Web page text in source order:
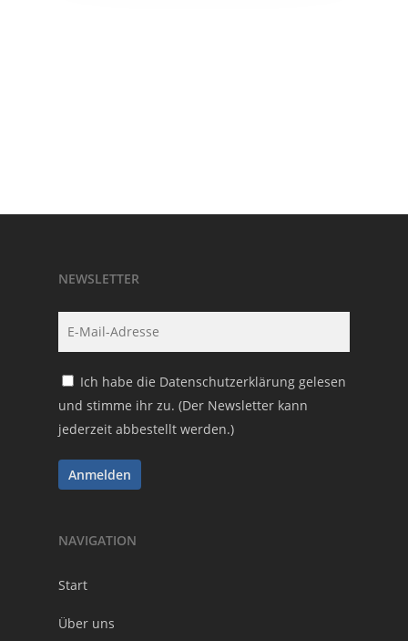
NEWSLETTER
Ich habe die Datenschutzerklärung gelesen
und stimme ihr zu. (Der Newsletter kann
jederzeit abbestellt werden.)
NAVIGATION
Start
Über uns